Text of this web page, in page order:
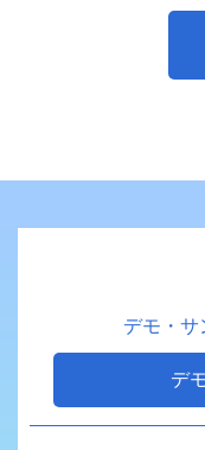
デモ・サ
デ